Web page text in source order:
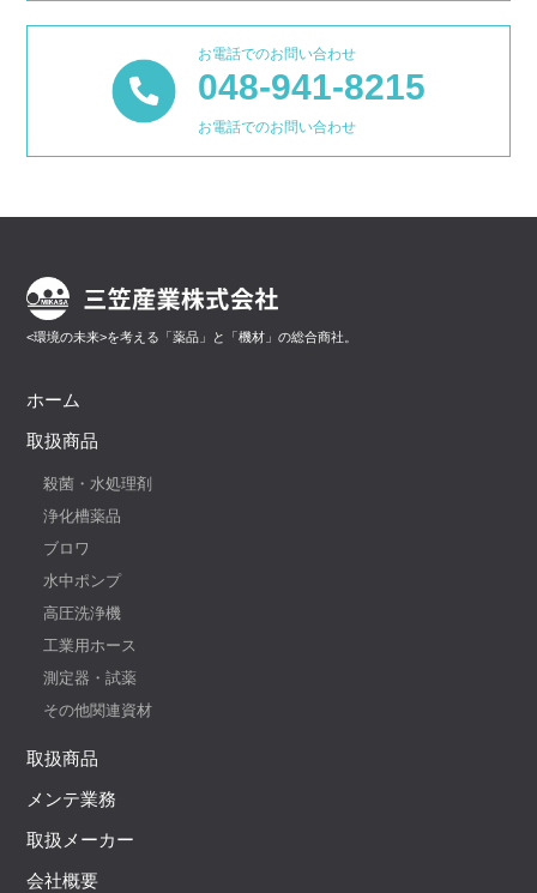
お電話でのお問い合わせ
048-941-8215
お電話でのお問い合わせ
<環境の未来>を考える「薬品」と「機材」の総合商社。
ホーム
取扱商品
殺菌・水処理剤
浄化槽薬品
ブロワ
水中ポンプ
高圧洗浄機
工業用ホース
測定器・試薬
その他関連資材
取扱商品
メンテ業務
取扱メーカー
会社概要